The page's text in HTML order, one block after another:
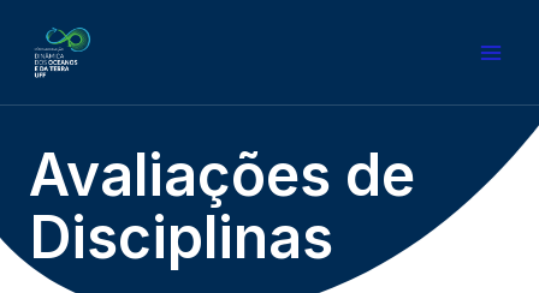
Avaliações de
Disciplinas